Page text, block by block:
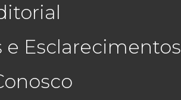
e Esclarecimentos